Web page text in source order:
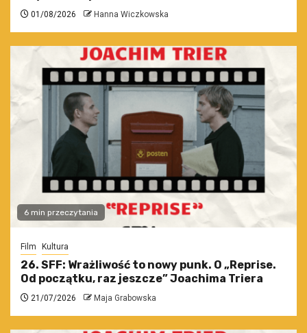
01/08/2026 Hanna Wiczkowska
6 min przeczytania
Film Kultura
26. SFF: Wrażliwość to nowy punk. O „Reprise.
Od początku, raz jeszcze” Joachima Triera
21/07/2026 Maja Grabowska